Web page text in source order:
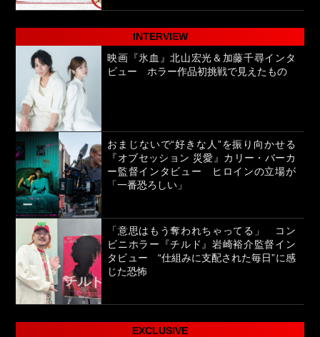
INTERVIEW
映画『氷血』北山宏光＆加藤千尋インタ
ビュー ホラー作品初挑戦で見えたもの
おまじないで“好きな人”を振り向かせる
『オブセッション 災愛』カリー・バーカ
ー監督インタビュー ヒロインの立場が
「一番恐ろしい」
「意思はもう奪われちゃってる」 コン
ビニホラー『チルド』岩崎裕介監督イン
タビュー “仕組みに支配された毎日”に感
じた恐怖
EXCLUSIVE